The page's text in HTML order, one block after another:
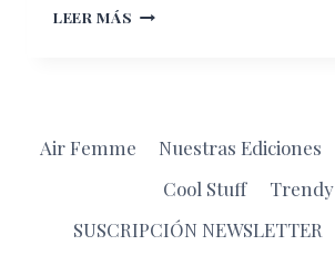
LEER MÁS LO
VENECIA
Air Femme Nuestras Ediciones
Cool Stuff
Trendy
SUSCRIPCIÓN NEWSLETTER